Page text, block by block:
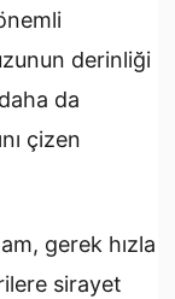
derinliği
da
çizen
gerek hızla
sirayet